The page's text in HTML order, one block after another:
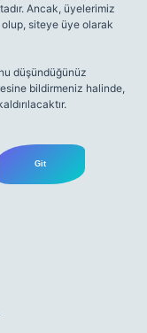
Ancak, üyelerimiz
siteye üye olarak
düşündüğünüz
bildirmeniz halinde,